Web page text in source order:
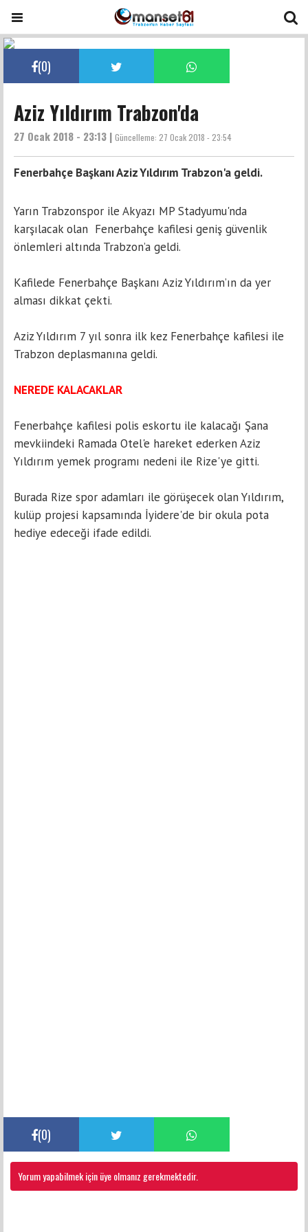
(0)
Aziz Yıldırım Trabzon'da
27 Ocak 2018 - 23:13 | Güncelleme: 27 Ocak 2018 - 23:54
Fenerbahçe Başkanı Aziz Yıldırım Trabzon'a geldi.
Yarın Trabzonspor ile Akyazı MP Stadyumu'nda
karşılacak olan Fenerbahçe kafilesi geniş güvenlik
önlemleri altında Trabzon’a geldi.
Kafilede Fenerbahçe Başkanı Aziz Yıldırım’ın da yer
alması dikkat çekti.
Aziz Yıldırım 7 yıl sonra ilk kez Fenerbahçe kafilesi ile
Trabzon deplasmanına geldi.
NEREDE KALACAKLAR
Fenerbahçe kafilesi polis eskortu ile kalacağı Şana
mevkiindeki Ramada Otel'e hareket ederken Aziz
Yıldırım yemek programı nedeni ile Rize'ye gitti.
Burada Rize spor adamları ile görüşecek olan Yıldırım,
kulüp projesi kapsamında İyidere'de bir okula pota
hediye edeceği ifade edildi.
(0)
Yorum yapabilmek için üye olmanız gerekmektedir.